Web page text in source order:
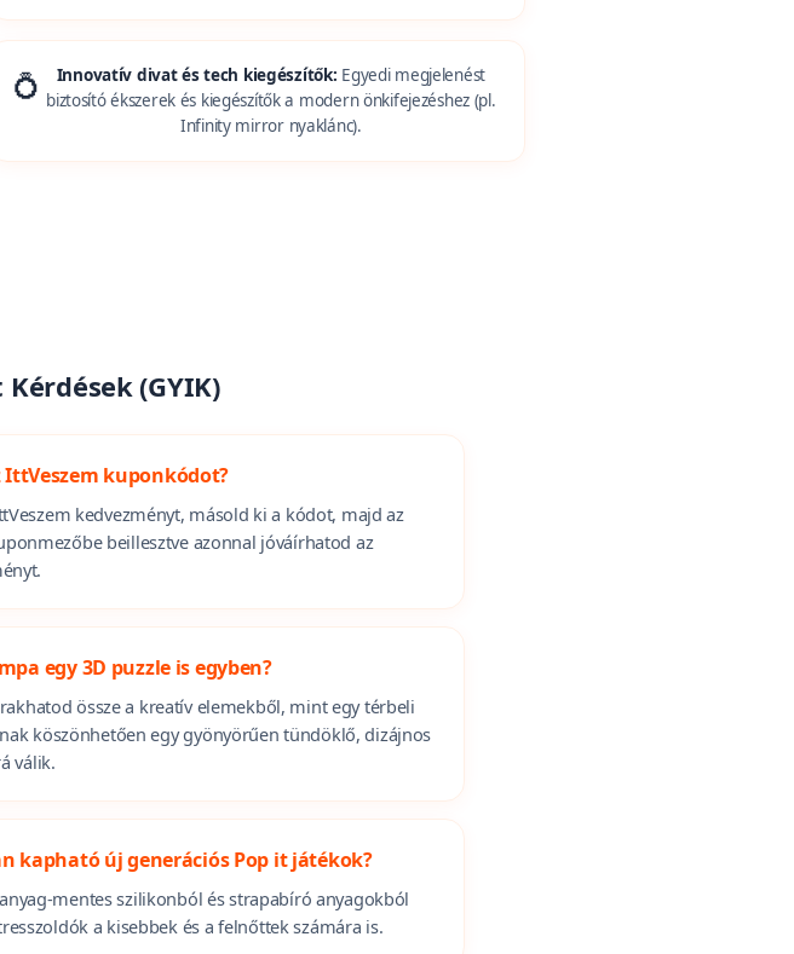
🎁 A tökéletes ajándékok lelőhelye:Kreatív, formabontó és
emlékezetes meglepetések minden korosztály számára,
bármilyen alkalomra.
(GYIK)
kuponkódot?
kedvezményt, másold ki a kódot, majd az
egy 3D puzzle is egyben?
össze a kreatív elemekből, mint egy térbeli
válik.